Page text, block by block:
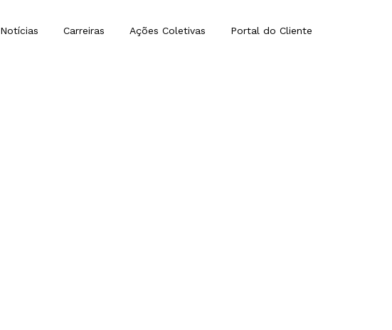
Notícias Carreiras Ações Coletivas Portal do Cliente